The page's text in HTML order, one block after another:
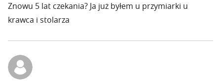
Znowu 5 lat czekania? Ja już byłem u przymiarki u
krawca i stolarza